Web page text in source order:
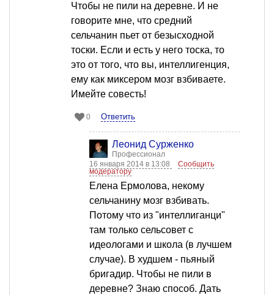
Чтобы не пили на деревне. И не
говорите мне, что средний
сельчанин пьет от безысходной
тоски. Если и есть у него тоска, то
это от того, что вы, интеллигенция,
ему как миксером мозг взбиваете.
Имейте совесть!
0 Ответить
Леонид Сурженко
Профессионал
16 января 2014 в 13:08
Сообщить
модератору
Елена Ермолова, некому
сельчанину мозг взбивать.
Потому что из "интеллиганци"
там только сельсовет с
идеологами и школа (в лучшем
случае). В худшем - пьяный
бригадир. Чтобы не пили в
деревне? Знаю способ. Дать